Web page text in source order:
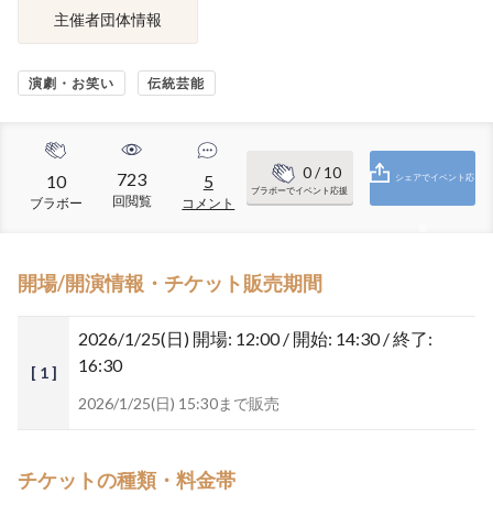
主催者団体情報
演劇・お笑い 伝統芸能
10
ブラボー
723
回閲覧
5
コメント
0/ 10
ブラボーでイベント応援
シェアでイベント応
開場/開演情報・チケット販売期間
[ 1 ]
2026/1/25(日) 開場: 12:00 / 開始: 14:30 / 終了:
16:30
2026/1/25(日) 15:30まで販売
チケットの種類・料金帯